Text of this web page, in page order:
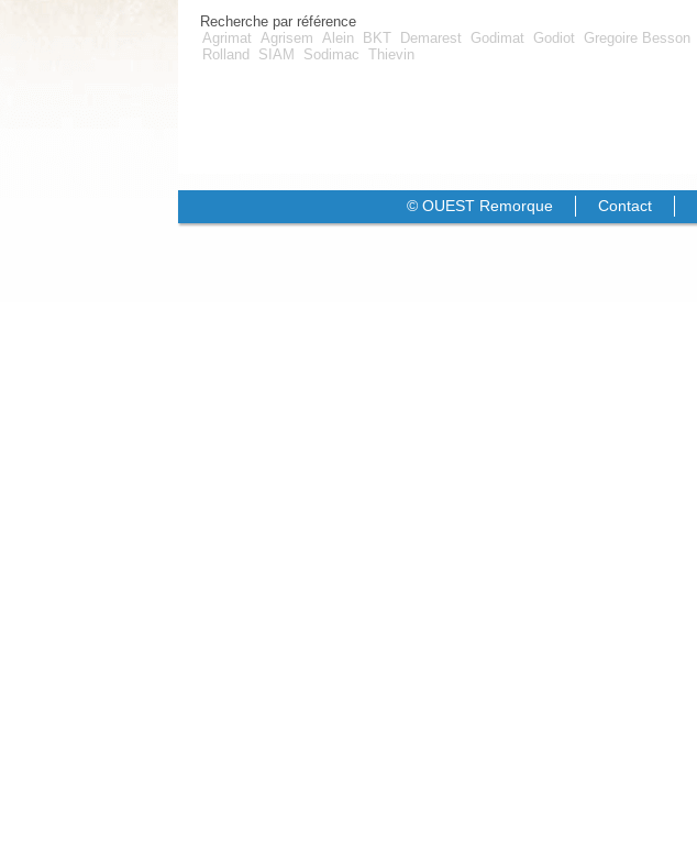
Recherche par référence
Agrimat Agrisem Alein BKT Demarest Godimat Godiot Gregoire Besson
Rolland
SIAM Sodimac Thievin
© OUEST Remorque Contact